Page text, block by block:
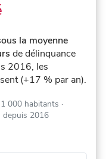
la moyenne
de délinquance
2016, les
(+17 % par an).
000 habitants ·
depuis 2016